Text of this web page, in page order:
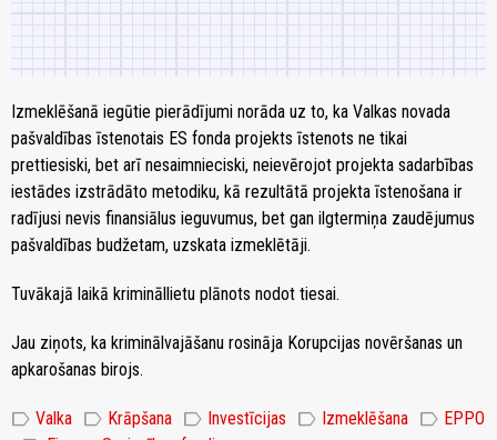
Izmeklēšanā iegūtie pierādījumi norāda uz to, ka Valkas novada
pašvaldības īstenotais ES fonda projekts īstenots ne tikai
prettiesiski, bet arī nesaimnieciski, neievērojot projekta sadarbības
iestādes izstrādāto metodiku, kā rezultātā projekta īstenošana ir
radījusi nevis finansiālus ieguvumus, bet gan ilgtermiņa zaudējumus
pašvaldības budžetam, uzskata izmeklētāji.
Tuvākajā laikā krimināllietu plānots nodot tiesai.
Jau ziņots, ka kriminālvajāšanu rosināja Korupcijas novēršanas un
apkarošanas birojs.
label Valka label Krāpšana label Investīcijas label Izmeklēšana label EPPO